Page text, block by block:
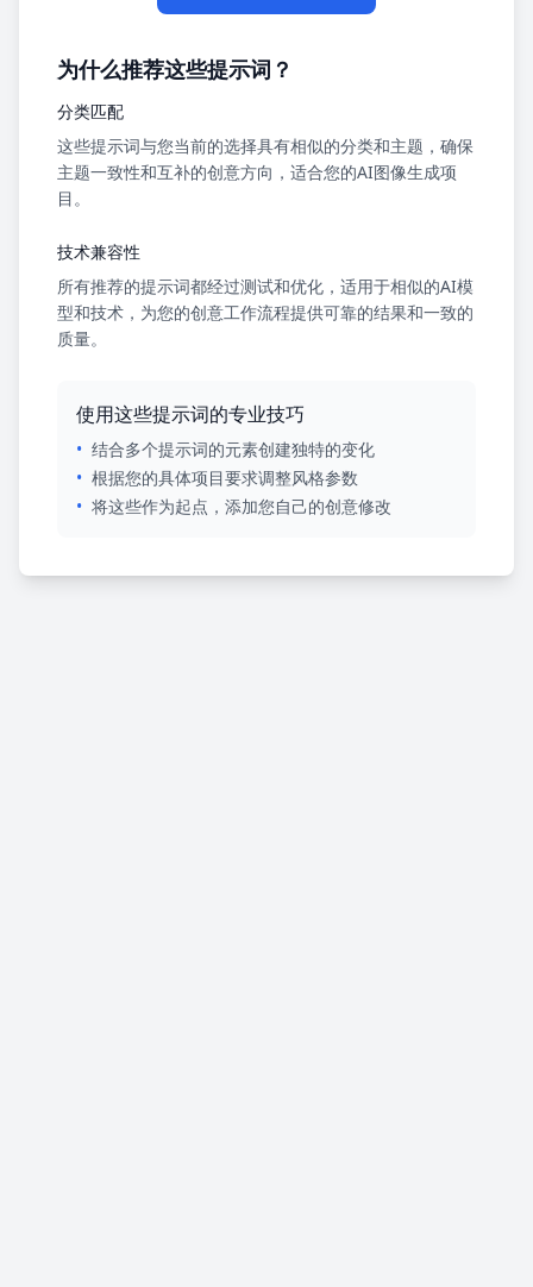
为什么推荐这些提示词？
分类匹配
这些提示词与您当前的选择具有相似的分类和主题，确保
主题一致性和互补的创意方向，适合您的AI图像生成项
目。
技术兼容性
所有推荐的提示词都经过测试和优化，适用于相似的AI模
型和技术，为您的创意工作流程提供可靠的结果和一致的
质量。
使用这些提示词的专业技巧
• 结合多个提示词的元素创建独特的变化
• 根据您的具体项目要求调整风格参数
• 将这些作为起点，添加您自己的创意修改